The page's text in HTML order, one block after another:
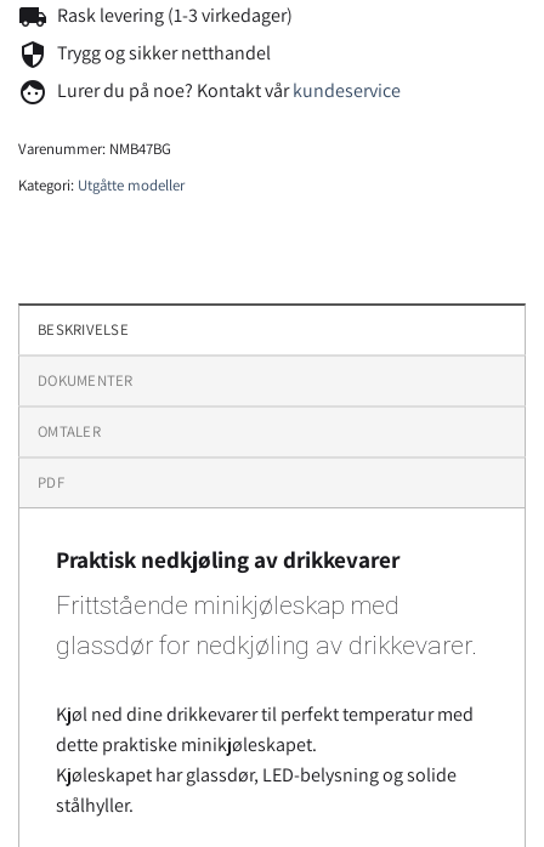
local_shipping Rask levering (1-3 virkedager)
security Trygg og sikker netthandel
face Lurer du på noe? Kontakt vårkundeservice
Varenummer: NMB47BG
Kategori: Utgåtte modeller
BESKRIVELSE
DOKUMENTER
OMTALER
PDF
Praktisk nedkjøling av drikkevarer
Frittstående minikjøleskap med
glassdør for nedkjøling av drikkevarer.
Kjøl ned dine drikkevarer til perfekt temperatur med
dette praktiske minikjøleskapet.
Kjøleskapet har glassdør, LED-belysning og solide
stålhyller.